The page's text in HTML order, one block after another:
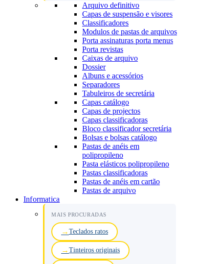
Arquivo definitivo
Capas de suspensão e visores
Classificadores
Modulos de pastas de arquivos
Porta assinaturas porta menus
Porta revistas
Caixas de arquivo
Dossier
Albuns e acessórios
Separadores
Tabuleiros de secretária
Capas catálogo
Capas de projectos
Capas classificadoras
Bloco classificador secretária
Bolsas e bolsas catálogo
Pastas de anéis em
polipropileno
Pasta elásticos polipropileno
Pastas classificadoras
Pastas de anéis em cartão
Pastas de arquivo
Informatica
MAIS PROCURADAS
Teclados ratos
Tinteiros originais